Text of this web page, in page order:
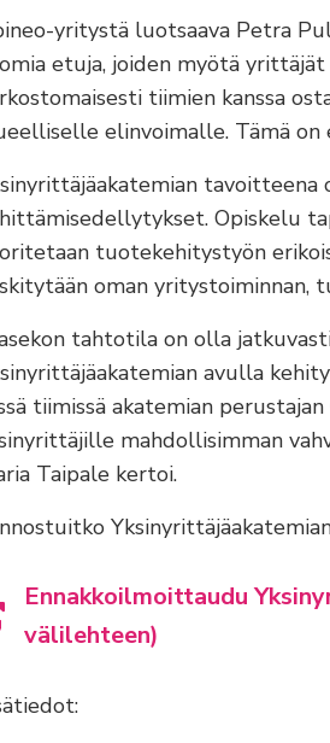
yritystä luotsaava Petra
etuja, joiden myötä
tiimien kanssa
elinvoimalle. Tämä on
Opiskelu
tuotekehitystyön
oman yritystoiminnan,
tahtotila on olla
avulla
tiimissä akatemian
mahdollisimman
Taipale kertoi.
Ennakkoilmoittaudu
välilehteen)